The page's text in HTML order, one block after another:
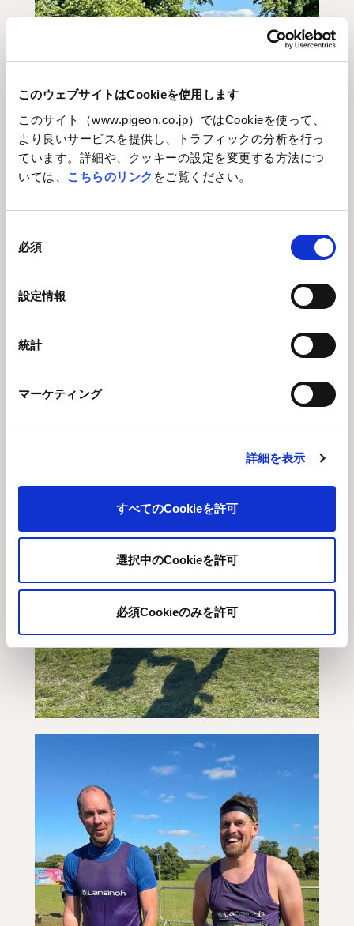
このウェブサイトはCookieを使用します
このサイト（www.pigeon.co.jp）ではCookieを使って、
より良いサービスを提供し、トラフィックの分析を行っ
ています。詳細や、クッキーの設定を変更する方法につ
いては、 こちらのリンク をご覧ください。
必須
設定情報
統計
マーケティング
詳細を表示
すべてのCookieを許可
選択中のCookieを許可
必須Cookieのみを許可